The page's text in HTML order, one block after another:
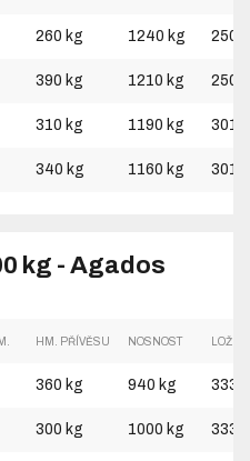
260 kg 1240 kg
390 kg 1210 kg
310 kg 1190 kg
340 kg 1160 kg
kg - Agados
HM. PŘÍVĚSU NOSNOST
360 kg 940 kg
300 kg 1000 kg